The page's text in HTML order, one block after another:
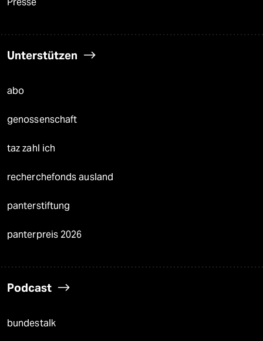
Unterstützen
abo
genossenschaft
taz zahl ich
recherchefonds ausland
panterstiftung
panterpreis 2026
Podcast
bundestalk